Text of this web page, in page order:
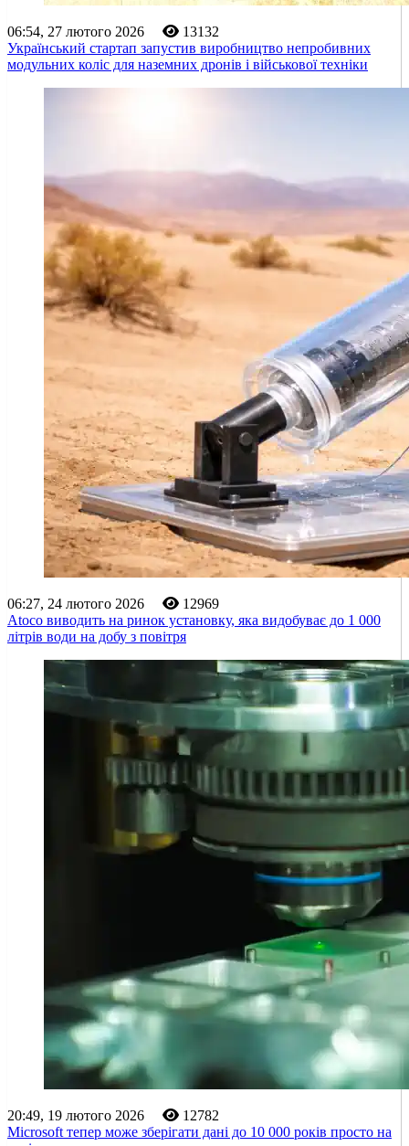
06:54, 27 лютого 2026
13132
Український стартап запустив виробництво непробивних
модульних коліс для наземних дронів і військової техніки
06:27, 24 лютого 2026
12969
Atoco виводить на ринок установку, яка видобуває до 1 000
літрів води на добу з повітря
20:49, 19 лютого 2026
12782
Microsoft тепер може зберігати дані до 10 000 років просто на